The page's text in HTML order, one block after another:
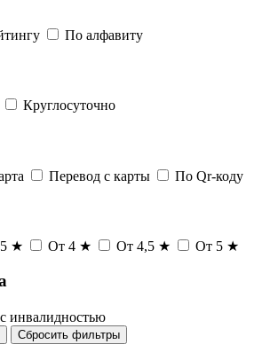
По алфавиту
Круглосуточно
Перевод с карты По Qr-коду
★ От 4 ★ От 4,5 ★ От 5 ★
инвалидностью
Сбросить фильтры